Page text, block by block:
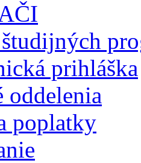
prihláška
oddelenia
poplatky